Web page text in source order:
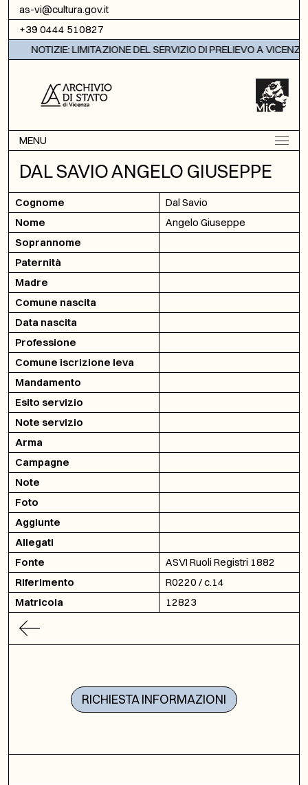
Vai al contenuto
as-vi@cultura.gov.it
+39 0444 510827
NOTIZIE: LIMITAZIONE DEL SERVIZIO DI PRELIEVO A VICENZA
MENU
DAL SAVIO ANGELO GIUSEPPE
Cognome
Dal Savio
Nome
Angelo Giuseppe
Soprannome
Paternità
Madre
Comune nascita
Data nascita
Professione
Comune iscrizione leva
Mandamento
Esito servizio
Note servizio
Arma
Campagne
Note
Foto
Aggiunte
Allegati
Fonte
ASVI Ruoli Registri 1882
Riferimento
R0220 / c.14
Matricola
12823
RICHIESTA INFORMAZIONI